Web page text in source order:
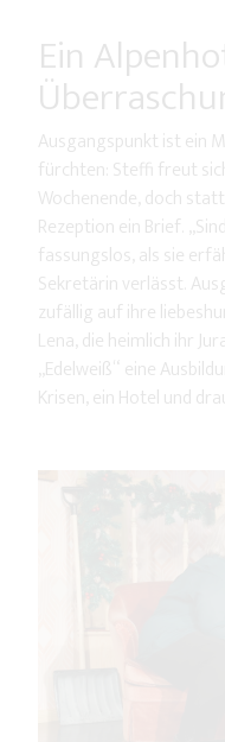
Ein
Ausgangspunkt ist ein
fürchten: Steffi freut
Wochenende, doch
Rezeption ein Brief.
fassungslos, als sie
Sekretärin verlässt.
zufällig auf ihre
Lena, die heimlich ihr
„Edelweiß“ eine
Krisen, ein Hotel und